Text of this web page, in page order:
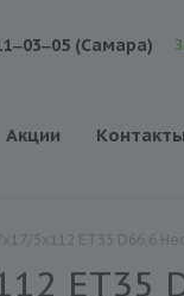
(Самара)
Акции Контакты
ET35